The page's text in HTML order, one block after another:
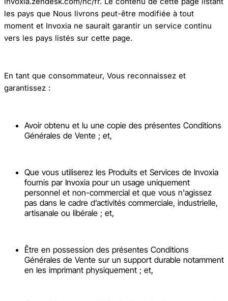
les pays que Nous livrons peut-être modifiée à tout
moment et Invoxia ne saurait garantir un service continu
vers les pays listés sur cette page.
En tant que consommateur, Vous reconnaissez et
garantissez :
Avoir obtenu et lu une copie des présentes Conditions
Générales de Vente ; et,
Que vous utiliserez les Produits et Services de Invoxia
fournis par Invoxia pour un usage uniquement
personnel et non-commercial et que vous n'agissez
pas dans le cadre d’activités commerciale, industrielle,
artisanale ou libérale ; et,
Être en possession des présentes Conditions
Générales de Vente sur un support durable notamment
en les imprimant physiquement ; et,